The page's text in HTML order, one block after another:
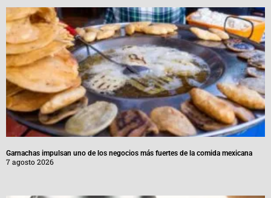
Garnachas impulsan uno de los negocios más fuertes de la comida mexicana
7 agosto 2026